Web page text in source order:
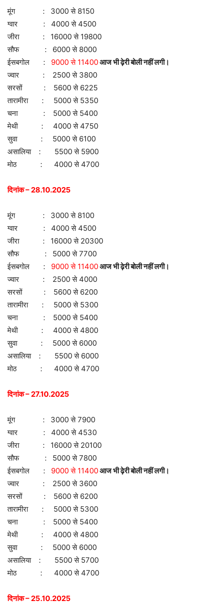
मूंग : 3000 से 8150
ग्वार : 4000 से 4500
जीरा : 16000 से 19800
सौफ : 6000 से 8000
ईसबगोल : 9000 से 11400आज भी ढ़ेरी बोली नहीं लगी।
ज्वार : 2500 से 3800
सरसों : 5600 से 6225
तारामीरा : 5000 से 5350
चना : 5000 से 5400
मेथी : 4000 से 4750
सुवा : 5000 से 6100
असालिया : 5500 से 5900
मोठ : 4000 से 4700
दिनांक – 28.10.2025
मूंग : 3000 से 8100
ग्वार : 4000 से 4500
जीरा : 16000 से 20300
सौफ : 5000 से 7700
ईसबगोल : 9000 से 11400आज भी ढ़ेरी बोली नहीं लगी।
ज्वार : 2500 से 4000
सरसों : 5600 से 6200
तारामीरा : 5000 से 5300
चना : 5000 से 5400
मेथी : 4000 से 4800
सुवा : 5000 से 6000
असालिया : 5500 से 6000
मोठ : 4000 से 4700
दिनांक – 27.10.2025
मूंग : 3000 से 7900
ग्वार : 4000 से 4530
जीरा : 16000 से 20100
सौफ : 5000 से 7800
ईसबगोल : 9000 से 11400आज भी ढ़ेरी बोली नहीं लगी।
ज्वार : 2500 से 3600
सरसों : 5600 से 6200
तारामीरा : 5000 से 5300
चना : 5000 से 5400
मेथी : 4000 से 4800
सुवा : 5000 से 6000
असालिया : 5500 से 5700
मोठ : 4000 से 4700
दिनांक – 25.10.2025